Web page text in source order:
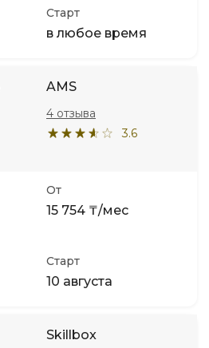
Старт
в любое время
AMS
3.6
4 отзыва
От
15 754 ₸/мес
Старт
10 августа
Skillbox